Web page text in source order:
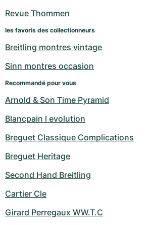
Revue Thommen
les favoris des collectionneurs
Breitling montres vintage
Sinn montres occasion
Recommandé pour vous
Arnold & Son Time Pyramid
Blancpain l evolution
Breguet Classique Complications
Breguet Heritage
Second Hand Breitling
Cartier Cle
Girard Perregaux WW.T.C